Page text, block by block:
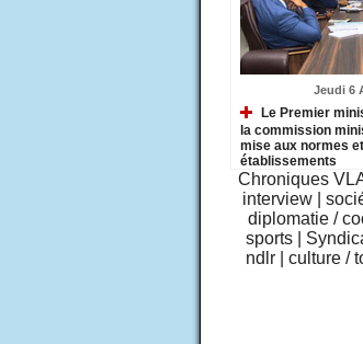
Jeudi 6
Le Premier
la commission
mise aux normes
établissements
Chroniques
interview
diplomatie /
sports
ndlr
culture /